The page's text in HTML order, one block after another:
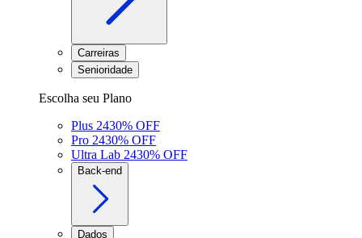
Carreiras
Senioridade
Escolha seu Plano
Plus 2430% OFF
Pro 2430% OFF
Ultra Lab 2430% OFF
Back-end
Dados